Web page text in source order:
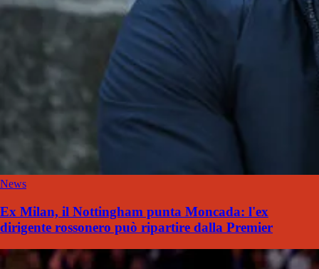
News
Ex Milan, il Nottingham punta Moncada: l'ex
dirigente rossonero può ripartire dalla Premier